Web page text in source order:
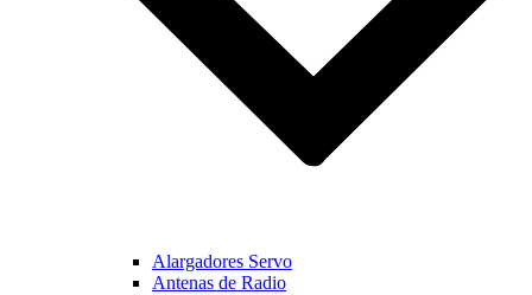
Alargadores Servo
Antenas de Radio